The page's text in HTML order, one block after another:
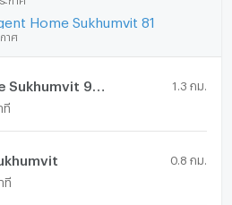
Home Sukhumvit 81
าศ
1.3 กม.
ที
0.8 กม.
ที